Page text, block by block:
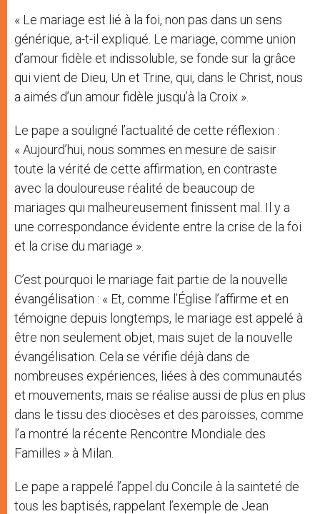
« Le mariage est lié à la foi, non pas dans un sens
générique, a-t-il expliqué. Le mariage, comme union
d’amour fidèle et indissoluble, se fonde sur la grâce
qui vient de Dieu, Un et Trine, qui, dans le Christ, nous
a aimés d’un amour fidèle jusqu’à la Croix ».
Le pape a souligné l’actualité de cette réflexion :
« Aujourd’hui, nous sommes en mesure de saisir
toute la vérité de cette affirmation, en contraste
avec la douloureuse réalité de beaucoup de
mariages qui malheureusement finissent mal. Il y a
une correspondance évidente entre la crise de la foi
et la crise du mariage ».
C’est pourquoi le mariage fait partie de la nouvelle
évangélisation : « Et, comme l’Église l’affirme et en
témoigne depuis longtemps, le mariage est appelé à
être non seulement objet, mais sujet de la nouvelle
évangélisation. Cela se vérifie déjà dans de
nombreuses expériences, liées à des communautés
et mouvements, mais se réalise aussi de plus en plus
dans le tissu des diocèses et des paroisses, comme
l’a montré la récente Rencontre Mondiale des
Familles » à Milan.
Le pape a rappelé l’appel du Concile à la sainteté de
tous les baptisés, rappelant l’exemple de Jean